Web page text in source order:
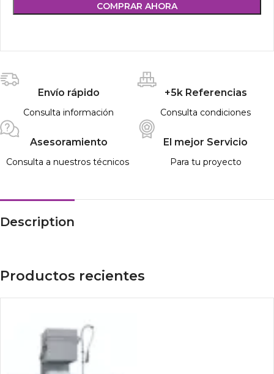
COMPRAR AHORA
Envío rápido
Consulta información
+5k Referencias
Consulta condiciones
Asesoramiento
Consulta a nuestros técnicos
El mejor Servicio
Para tu proyecto
Description
Productos recientes